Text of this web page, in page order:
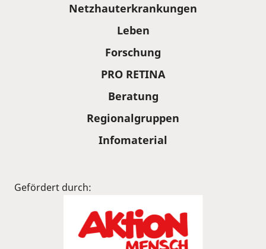
Netzhauterkrankungen
Leben
Forschung
PRO RETINA
Beratung
Regionalgruppen
Infomaterial
Gefördert durch: